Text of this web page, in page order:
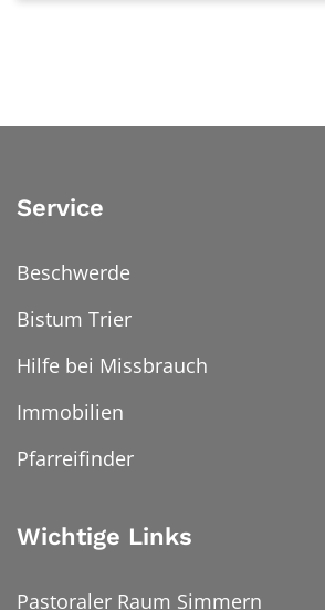
Service
Beschwerde
Bistum Trier
Hilfe bei Missbrauch
Immobilien
Pfarreifinder
Wichtige Links
Pastoraler Raum Simmern